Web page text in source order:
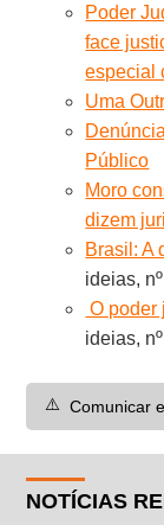
Poder
face
especial
Uma
Público
Moro
dizem
Brasil: A
ideias,
O poder
ideias,
⚠️ Comunicar
NOTÍCIAS